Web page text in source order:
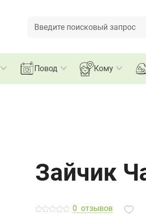
Повод Кому
Зайчик
0 отзывов